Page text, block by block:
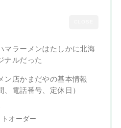
マラーメンはたしかに北海
ナルだった
ン店かまだやの基本情報
、電話番号、定休日）
オーダー